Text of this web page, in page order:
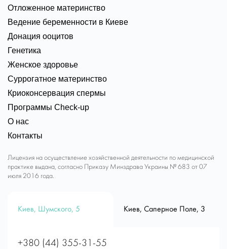
Отложенное материнство
Ведение беременности в Киеве
Донация ооцитов
Генетика
Женское здоровье
Суррогатное материнство
Криоконсервация спермы
Программы Check-up
О нас
Контакты
Лицензия на осуществление хозяйственной деятельности по медицинской
практике выдана, согласно Приказу Минздрава Украины № 683 от 07
июля 2016 года.
Киев, Шумского, 5 Киев, Саперное Поле, 3
+380 (44) 355-31-55